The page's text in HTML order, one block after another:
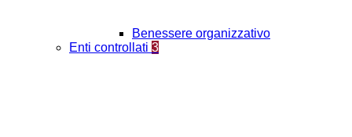
Benessere organizzativo
Enti controllati 3